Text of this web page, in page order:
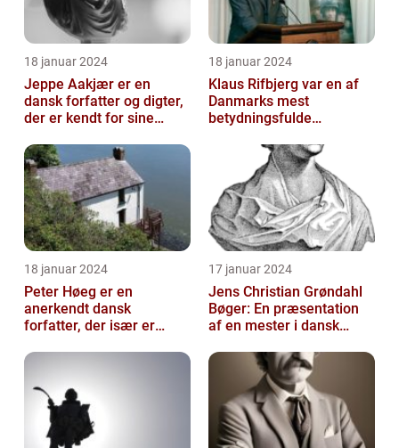
18 januar 2024
Jeppe Aakjær er en
dansk forfatter og digter,
der er kendt for sine
18 januar 2024
Klaus Rifbjerg var en af
Danmarks mest
betydningsfulde
lang række bøger i l...
18 januar 2024
Peter Høeg er en
anerkendt dansk
forfatter, der især er
spændende og
17 januar 2024
Jens Christian Grøndahl
Bøger: En præsentation
af en mester i dansk